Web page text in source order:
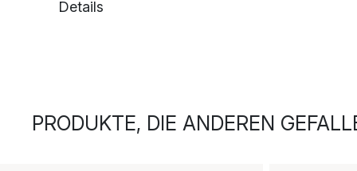
Details
PRODUKTE, DIE ANDEREN